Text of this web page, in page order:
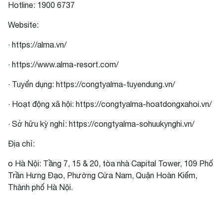
Hotline: 1900 6737
Website:
· https://alma.vn/
· https://www.alma-resort.com/
· Tuyển dụng: https://congtyalma-tuyendung.vn/
· Hoạt động xã hội: https://congtyalma-hoatdongxahoi.vn/
· Sở hữu kỳ nghỉ: https://congtyalma-sohuukynghi.vn/
Địa chỉ:
o Hà Nội: Tầng 7, 15 & 20, tòa nhà Capital Tower, 109 Phố
Trần Hưng Đạo, Phường Cửa Nam, Quận Hoàn Kiếm,
Thành phố Hà Nội.